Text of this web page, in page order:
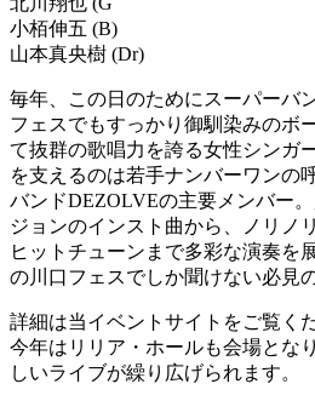
小栢伸五 (B)
山本真央樹 (Dr)
毎年、この日のためにスーパーバ
フェスでもすっかり御馴染みのボ
て抜群の歌唱力を誇る女性シンガ
を支えるのは若手ナンバーワンの
バンドDEZOLVEの主要メンバー
ジョンのインスト曲から、ノリノ
ヒットチューンまで多彩な演奏を
の川口フェスでしか聞けない必見
詳細は当イベントサイトをご覧く
今年はリリア・ホールも会場とな
しいライブが繰り広げられます。